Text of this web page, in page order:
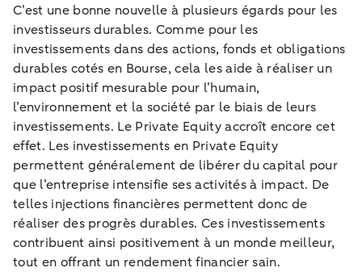
C’est une bonne nouvelle à plusieurs égards pour les
investisseurs durables. Comme pour les
investissements dans des actions, fonds et obligations
durables cotés en Bourse, cela les aide à réaliser un
impact positif mesurable pour l’humain,
l’environnement et la société par le biais de leurs
investissements. Le Private Equity accroît encore cet
effet. Les investissements en Private Equity
permettent généralement de libérer du capital pour
que l’entreprise intensifie ses activités à impact. De
telles injections financières permettent donc de
réaliser des progrès durables. Ces investissements
contribuent ainsi positivement à un monde meilleur,
tout en offrant un rendement financier sain.